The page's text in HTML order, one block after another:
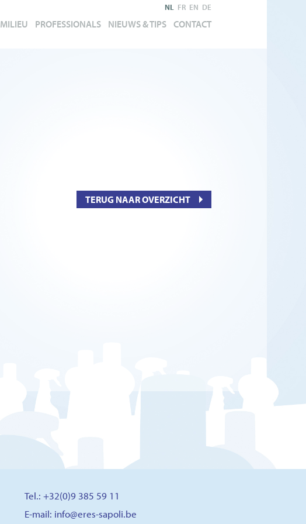
MILIEU PROFESSIONALS NIEUWS & TIPS CONTACT
NL FR EN DE
TERUG NAAR OVERZICHT
Tel.: +32(0)9 385 59 11
E-mail: info@eres-sapoli.be